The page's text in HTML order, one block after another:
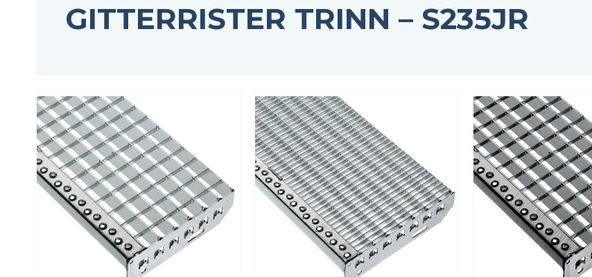
kryssribber
Byggeplasstrinn
Se alle
Smijernsmatter
Se alle
Fastgørelse - Trinn
Beslag - Fibergitter
Festebeslag - Opptrekksrister
Se alle
Justerbare ben
BROXOCLIP
GITTERRISTER TRINN – S235JR